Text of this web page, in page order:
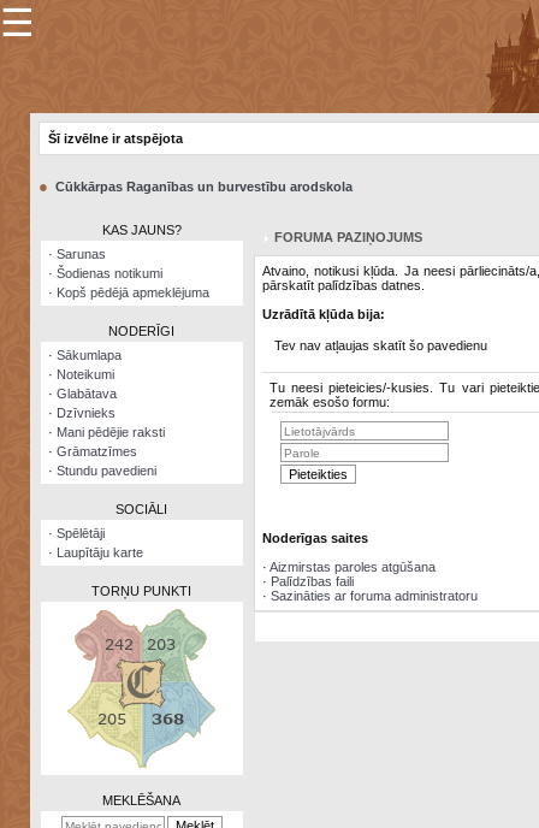
×
Šodienas
notikumi
Visatcera
almanahs
Arhīvs
Zināšanu
☰
Šī izvēlne ir atspējota
● Cūkkārpas Raganības un burvestību arodskola
KAS JAUNS?
· Sarunas
· Šodienas notikumi
· Kopš pēdējā apmeklējuma
NODERĪGI
· Sākumlapa
· Noteikumi
· Glabātava
· Dzīvnieks
· Mani pēdējie raksti
· Grāmatzīmes
· Stundu pavedieni
SOCIĀLI
· Spēlētāji
· Laupītāju karte
TORŅU PUNKTI
MEKLĒŠANA
FORUMA PAZIŅOJUMS
Atvaino, notikusi kļūda. Ja neesi pārliecināts/
pārskatīt palīdzības datnes.
Uzrādītā kļūda bija:
Tev nav atļaujas skatīt šo pavedienu
Tu neesi pieteicies/-kusies. Tu vari
zemāk esošo formu:
Noderīgas saites
· Aizmirstas paroles atgūšana
· Palīdzības faili
· Sazināties ar foruma administratoru